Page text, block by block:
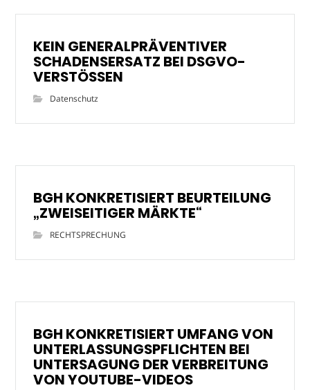
KEIN GENERALPRÄVENTIVER
SCHADENSERSATZ BEI DSGVO-
VERSTÖSSEN
Datenschutz
BGH KONKRETISIERT BEURTEILUNG
„ZWEISEITIGER MÄRKTE“
RECHTSPRECHUNG
BGH KONKRETISIERT UMFANG VON
UNTERLASSUNGSPFLICHTEN BEI
UNTERSAGUNG DER VERBREITUNG
VON YOUTUBE-VIDEOS